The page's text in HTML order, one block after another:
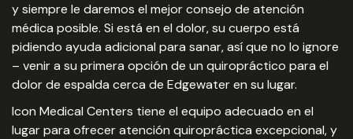
y siempre le daremos el mejor consejo de atención
médica posible. Si está en el dolor, su cuerpo está
pidiendo ayuda adicional para sanar, así que no lo ignore
– venir a su primera opción de un quiropráctico para el
dolor de espalda cerca de Edgewater en su lugar.
Icon Medical Centers tiene el equipo adecuado en el
lugar para ofrecer atención quiropráctica excepcional, y